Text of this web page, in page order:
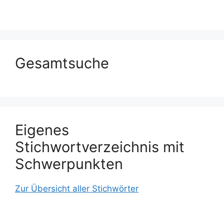
Gesamtsuche
Eigenes
Stichwortverzeichnis mit
Schwerpunkten
Zur Übersicht aller Stichwörter